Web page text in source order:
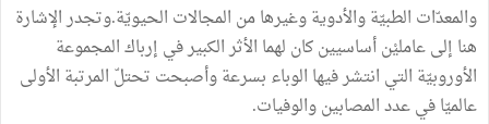
والمعدّات الطبيّة والأدوية وغيرها من المجالات الحيويّة.وتجدر الإشارة
هنا إلى عامليْن أساسيين كان لهما الأثر الكبير في إرباك المجموعة
الأوروبيّة التي انتشر فيها الوباء بسرعة وأصبحت تحتلّ المرتبة الأولى
عالميّا في عدد المصابين والوفيات.